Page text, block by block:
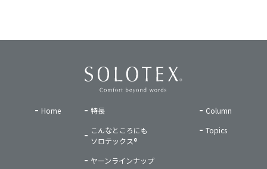
Home
特長
こんなところにも
ソロテックス®
ヤーンラインナップ
Column
Topics